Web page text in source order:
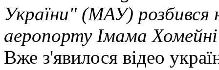
України" (МАУ) розбився
аеропорту Імама Хомейні
Вже з'явилося відео